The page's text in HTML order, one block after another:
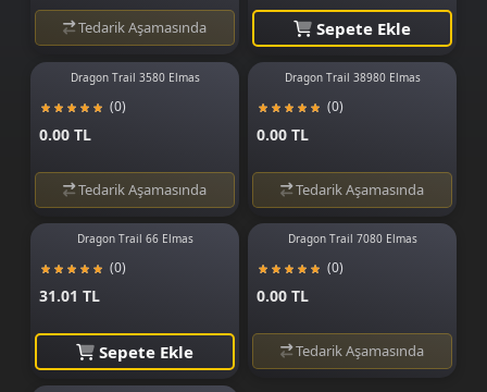
Tedarik Aşamasında Sepete Ekle
Dragon Trail 3580 Elmas
(0)
0.00 TL
Tedarik Aşamasında
Dragon Trail 38980 Elmas
(0)
0.00 TL
Tedarik Aşamasında
Dragon Trail 66 Elmas
(0)
31.01 TL
Sepete Ekle
Dragon Trail 7080 Elmas
(0)
0.00 TL
Tedarik Aşamasında